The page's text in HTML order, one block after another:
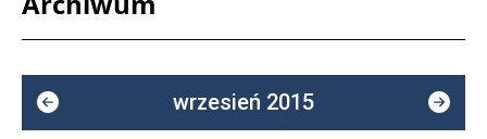
wrzesień 2015